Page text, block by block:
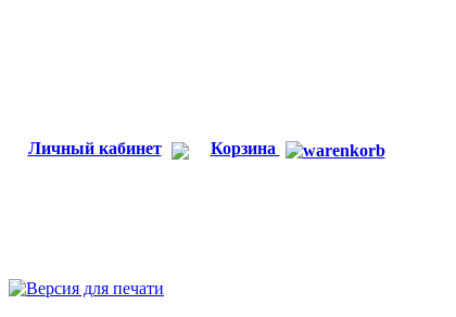
Личный кабинет Корзина